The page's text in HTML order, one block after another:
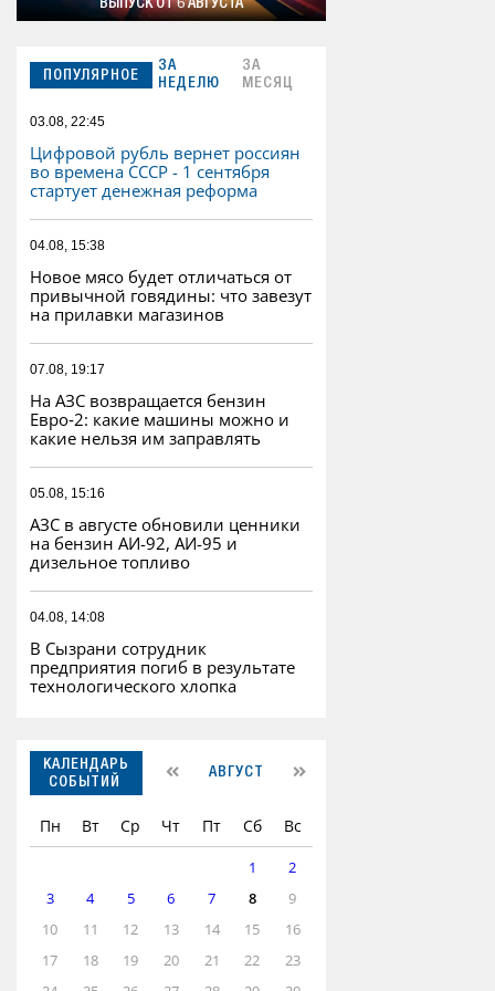
ВЫПУСК ОТ 6 АВГУСТА
ПОПУЛЯРНОЕ
ЗА
НЕДЕЛЮ
ЗА
МЕСЯЦ
03.08, 22:45
Цифровой рубль вернет россиян
во времена СССР - 1 сентября
стартует денежная реформа
04.08, 15:38
Новое мясо будет отличаться от
привычной говядины: что завезут
на прилавки магазинов
07.08, 19:17
На АЗС возвращается бензин
Евро‑2: какие машины можно и
какие нельзя им заправлять
05.08, 15:16
АЗС в августе обновили ценники
на бензин АИ-92, АИ-95 и
дизельное топливо
04.08, 14:08
В Сызрани сотрудник
предприятия погиб в результате
технологического хлопка
КАЛЕНДАРЬ
СОБЫТИЙ
АВГУСТ
Пн Вт Ср Чт Пт Сб Вс
1
2
3
4 5 6 7 8
9
10
11 12 13 14 15
16
17
18 19 20 21 22
23